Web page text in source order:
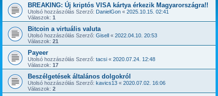
BREAKING: Új kriptós VISA kártya érkezik Magyarországra!!
Utolsó hozzászólás Szerző: DanielGon « 2025.10.15. 02:41
Válaszok: 1
Bitcoin a virtuális valuta
Utolsó hozzászólás Szerző: Gisell « 2022.04.10. 20:53
Válaszok: 21
Payeer
Utolsó hozzászólás Szerző: tacsi « 2020.07.24. 12:48
Válaszok: 17
Beszélgetések általános dolgokról
Utolsó hozzászólás Szerző: kavics13 « 2020.07.02. 16:06
Válaszok: 2